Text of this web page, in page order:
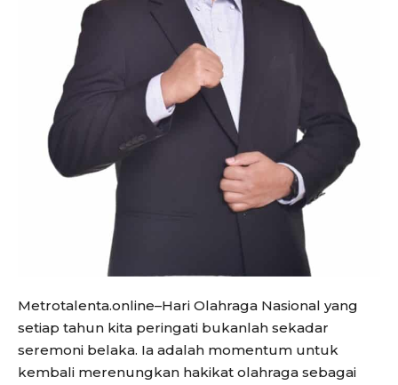
Metrotalenta.online–Hari Olahraga Nasional yang
setiap tahun kita peringati bukanlah sekadar
seremoni belaka. Ia adalah momentum untuk
kembali merenungkan hakikat olahraga sebagai